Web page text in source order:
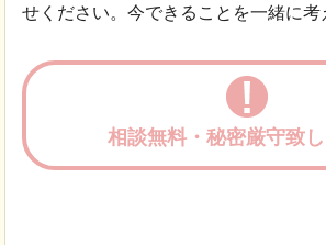
せください。今できることを一緒に考
相談無料・秘密厳守致し